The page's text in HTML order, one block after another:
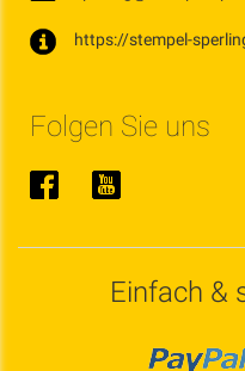
https://stempel-
Folgen Sie uns
Einfach &